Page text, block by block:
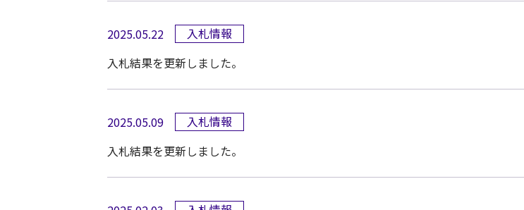
2025.05.22
入札情報
入札結果を更新しました。
2025.05.09
入札情報
入札結果を更新しました。